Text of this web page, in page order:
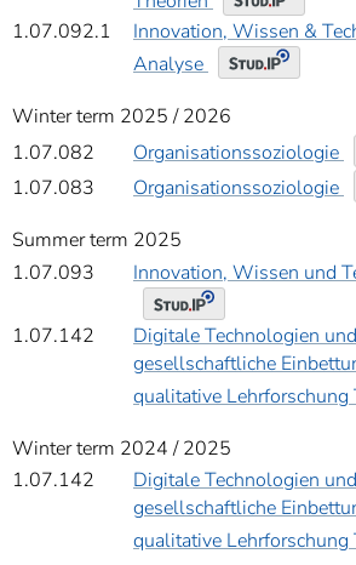
1.07.092.1
Innovation, Wissen &
Analyse
Winter term 2025 / 2026
1.07.082
Organisationssoziologie
1.07.083
Organisationssoziologie
Summer term 2025
1.07.093
Innovation, Wissen und
1.07.142
Digitale Technologien
gesellschaftliche
qualitative Lehrforschung
Winter term 2024 / 2025
1.07.142
Digitale Technologien
gesellschaftliche
qualitative Lehrforschung